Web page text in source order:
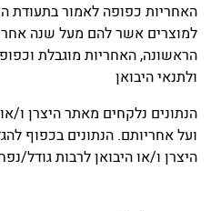
האחריות כפופה לאמור בתעודת
למוצרים אשר להם מעל שנה
הראשונה, האחריות מוגבלת
ולתנאי היבואן
הנתונים נלקחים מאתר היצרן ו/
ועל אחריותם. הנתונים בכפוף
היצרן ו/או היבואן לרבות גודל/